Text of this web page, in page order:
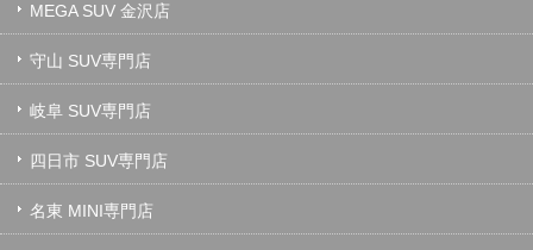
MEGA SUV 金沢店
守山 SUV専門店
岐阜 SUV専門店
四日市 SUV専門店
名東 MINI専門店